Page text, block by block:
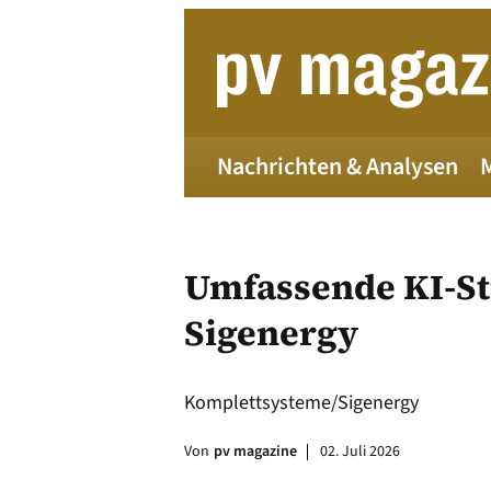
Nachrichten & Analysen
Umfassende KI-
Sigenergy
Komplettsysteme/Sigenergy
Von pv magazine 02. Juli 2026